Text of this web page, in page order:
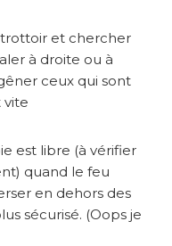
trottoir et chercher
à droite ou à
ceux qui sont
vite
est libre (à vérifier
quand le feu
en dehors des
sécurisé. (Oops je